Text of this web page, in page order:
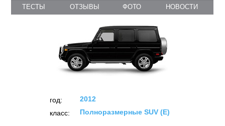
Mercedes-Benz G-class (2012)